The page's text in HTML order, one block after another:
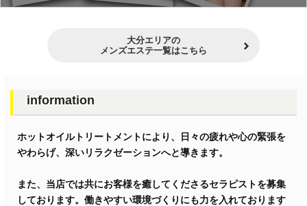
大分エリアの
メンズエステ一覧はこちら
information
ホットオイルトリートメントにより、日々の疲れや心の緊張を
やわらげ、深いリラクゼーションへと導きます。
また、当店では共にお客様を癒してくださるセラピストを募集
しております。働きやすい環境づくりにも力を入れております